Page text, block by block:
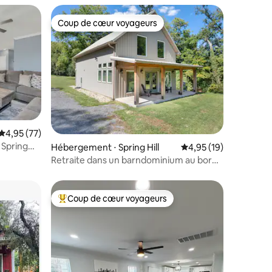
: 4,94 sur 5
appréciés
moyenne sur la base de 77 commentaires : 4,95 sur 5
4,95 (77)
Coup de cœur voyageurs
Coup de cœur voyageurs
Hébergement ⋅ Spring Hill Évaluation moyenne
4,95 (19)
Retraite dans un barndominium au bord
appréciés Coups de cœur voyageurs les plus appréciés
Coup de cœur voyageurs